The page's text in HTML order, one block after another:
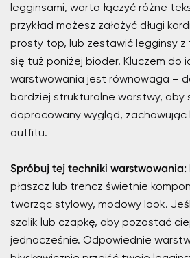
legginsami, warto łączyć różne
przykład możesz założyć długi
prosty top, lub zestawić legginsy z
się tuż poniżej bioder. Kluczem do
warstwowania jest równowaga –
bardziej strukturalne warstwy, aby
dopracowany wygląd, zachowując
outfitu.
Spróbuj tej techniki warstwowania:
płaszcz lub trencz świetnie
tworząc stylowy, modowy look.
szalik lub czapkę, aby pozostać
jednocześnie. Odpowiednie